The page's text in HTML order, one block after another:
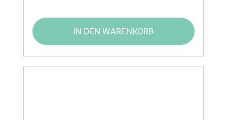
IN DEN WARENKORB